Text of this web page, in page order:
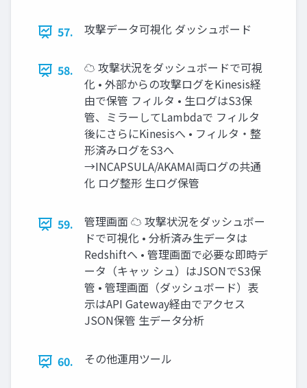
57. 攻撃データ可視化 ダッシュボード
58.
☁ 攻撃状況をダッシュボードで可視
化 • 外部からの攻撃ログをKinesis経
由で保管 フィルタ • 生ログはS3保
管、ミラーしてLambdaで フィルタ
後にさらにKinesisへ • フィルタ・整
形済みログをS3へ
→INCAPSULA/AKAMAI両ログの共通
化 ログ整形 生ログ保管
59.
管理画面 ☁ 攻撃状況をダッシュボー
ドで可視化 • 分析済み生データは
Redshiftへ • 管理画面で必要な即時デ
ータ（キャッ シュ）はJSONでS3保
管 • 管理画面（ダッシュボード）表
示はAPI Gateway経由でアクセス
JSON保管 生データ分析
60. その他運用ツール